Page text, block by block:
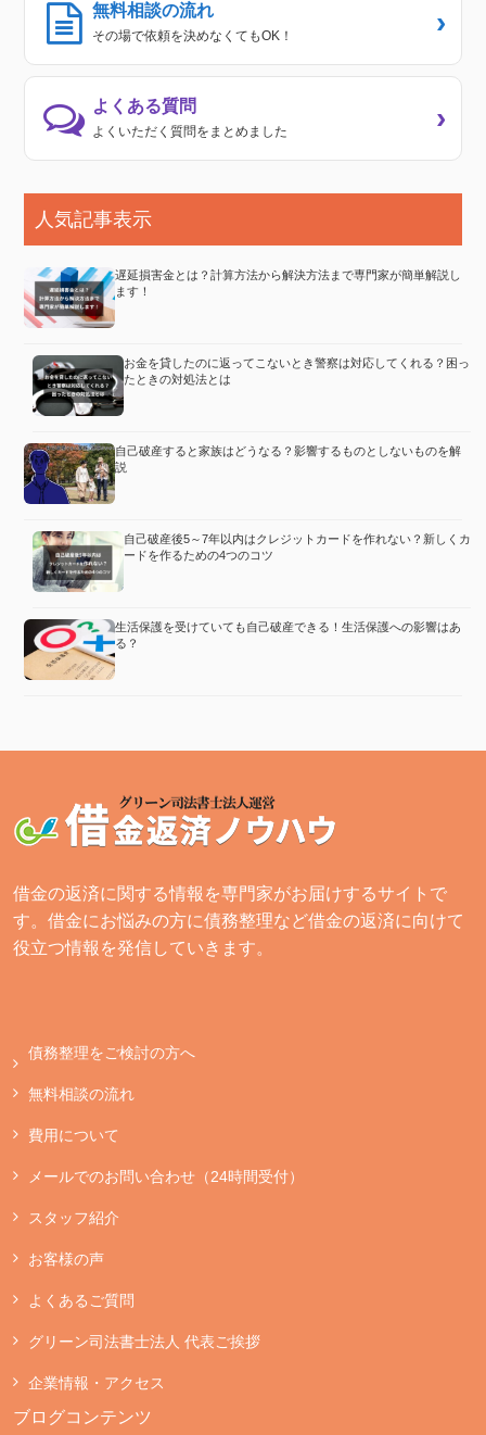
無料相談の流れ
その場で依頼を決めなくてもOK！ ›
よくある質問
よくいただく質問をまとめました ›
人気記事表示
遅延損害金とは？計算方法から解決方法まで専門家が簡単解説し
ます！
お金を貸したのに返ってこないとき警察は対応してくれる？困っ
たときの対処法とは
自己破産すると家族はどうなる？影響するものとしないものを解
説
自己破産後5～7年以内はクレジットカードを作れない？新しくカ
ードを作るための4つのコツ
生活保護を受けていても自己破産できる！生活保護への影響はあ
る？
借金の返済に関する情報を専門家がお届けするサイトで
す。借金にお悩みの方に債務整理など借金の返済に向けて
役立つ情報を発信していきます。
債務整理をご検討の方へ
無料相談の流れ
費用について
メールでのお問い合わせ（24時間受付）
スタッフ紹介
お客様の声
よくあるご質問
グリーン司法書士法人 代表ご挨拶
企業情報・アクセス
ブログコンテンツ